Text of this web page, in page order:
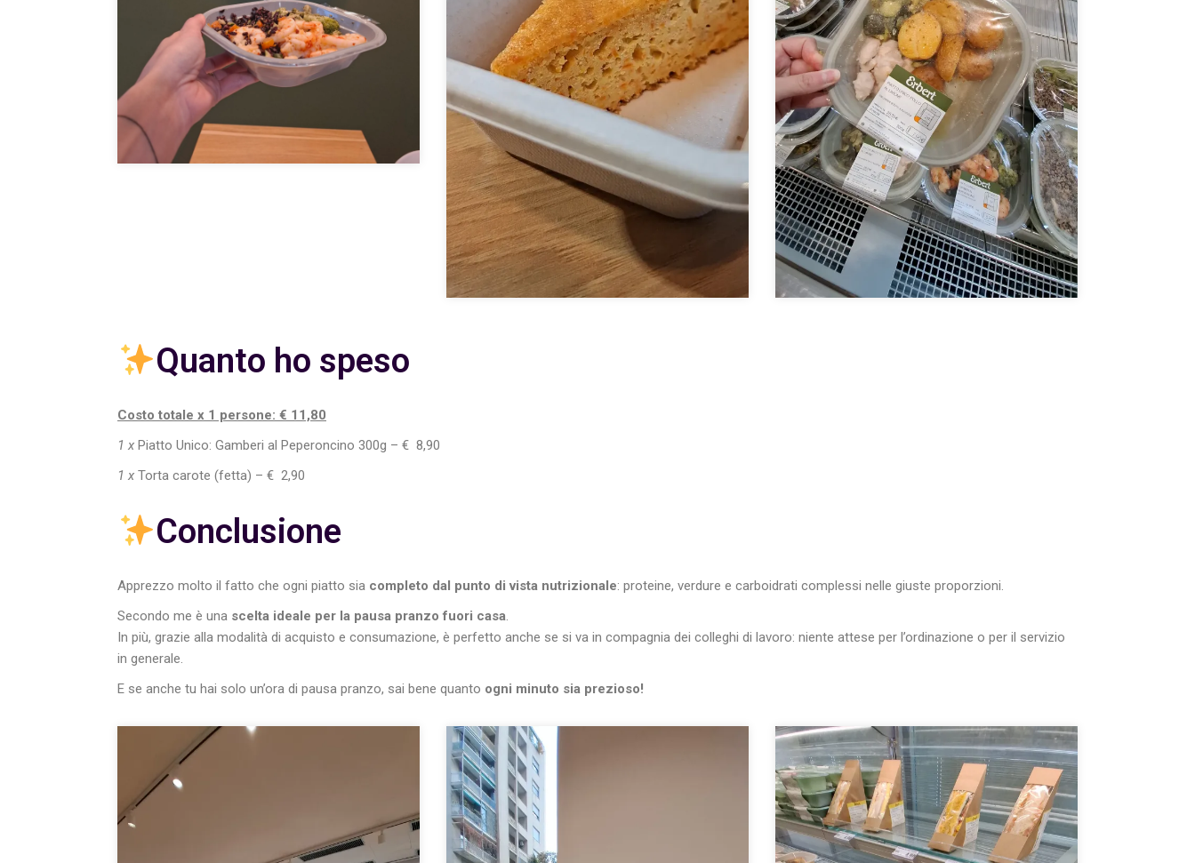
Quanto ho speso
Costo totale x 1 persone: € 11,80
1 x Piatto Unico: Gamberi al Peperoncino 300g – € 8,90
1 x Torta carote (fetta) – € 2,90
Conclusione
Apprezzo molto il fatto che ogni piatto sia completo dal punto di vista nutrizionale: proteine, verdure e carboidrati complessi nelle giuste proporzioni.
Secondo me è una scelta ideale per la pausa pranzo fuori casa.
In più, grazie alla modalità di acquisto e consumazione, è perfetto anche se si va in compagnia dei colleghi di lavoro: niente attese per l’ordinazione o per il servizio
in generale.
E se anche tu hai solo un’ora di pausa pranzo, sai bene quanto ogni minuto sia prezioso!